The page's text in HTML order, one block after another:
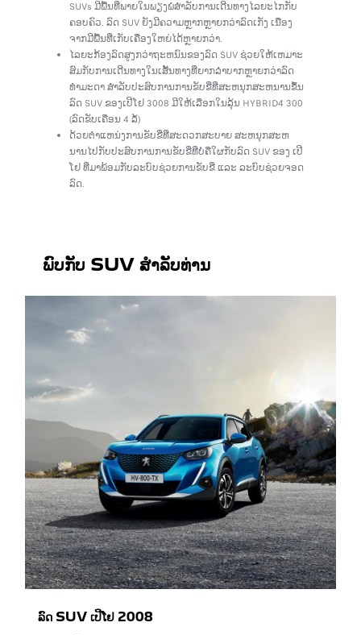
SUVs ມີພື້ນທີ່ພາຍໃນພຽງພໍສຳລັບການເດີນທາງໄລຍະໄກກັບ
ຄອບຄົວ. ລົດ SUV ຍັງມີຄວາມຫຼາກຫຼາຍກວ່າລົດເກັງ ເນື່ອງ
ຈາກມີພື້ນທີ່ເກັບເຄື່ອງໃຫຍ່ໄດ້ຫຼາຍກວ່າ.
ໄລຍະກ້ອງລົດສູງກວ່າຖະຫນົນຂອງລົດ SUV ຊ່ວຍໃຫ້ເຫມາະ
ສົມກັບການເດີນທາງໃນເສັ້ນທາງທີ່ຍາກລໍາບາກຫຼາຍກວ່າລົດ
ທໍາມະດາ ສໍາລັບປະສົບການການຂັບຂີ່ທີ່ສະຫນຸກສະຫນານຂຶ້ນ
ລົດ SUV ຂອງເປີໂຢ 3008 ມີໃຫ້ເລືອກໃນລຸ້ນ HYBRID4 300
(ລົດຂັບເຄື່ອນ 4 ລໍ້)
ດ້ວຍຕໍາແຫນ່ງການຂັບຂີ່ທີ່ສະດວກສະບາຍ ສະຫນຸກສະຫ
ນານໄປກັບປະສົບການການຂັບຂີ່ທີ່ບໍ່ຄືໃຜກັບລົດ SUV ຂອງ ເປີ
ໂຢ ທີ່ມາພ້ອມກັບລະບົບຊ່ວຍການຂັບຂີ່ ແລະ ລະບົບຊ່ວຍຈອດ
ລົດ.
ພົບກັບ SUV ສໍາລັບທ່ານ
ລົດ SUV ເປີໂຢ 2008